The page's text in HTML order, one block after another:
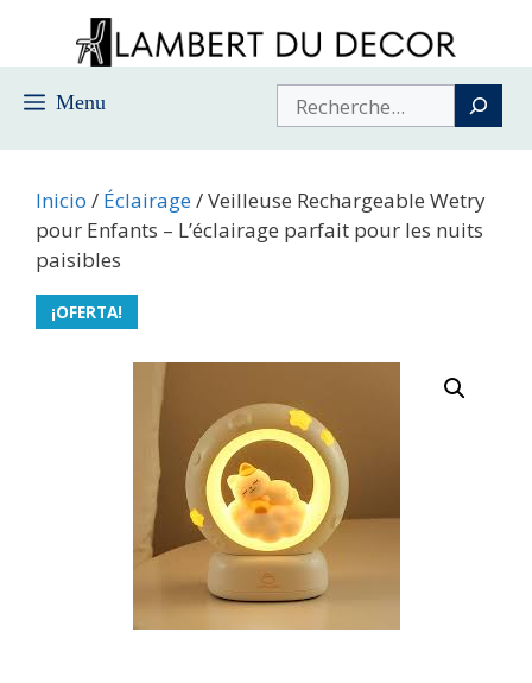
contenido
Menu Buscar
Inicio / Éclairage/ Veilleuse Rechargeable Wetry
pour Enfants – L’éclairage parfait pour les nuits
paisibles
¡OFERTA!